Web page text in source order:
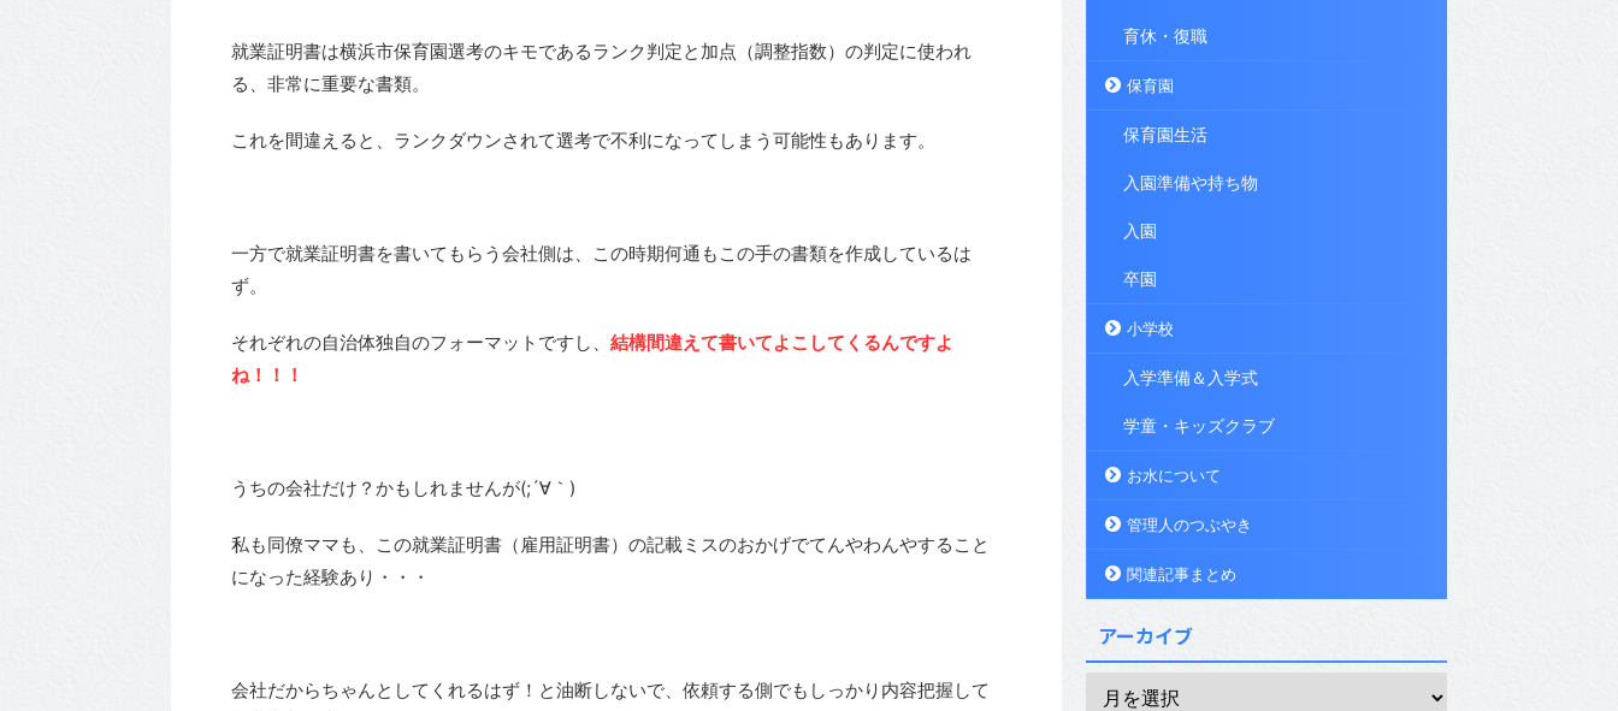
就業証明書は横浜市保育園選考のキモであるランク判定と加点（調整指数）の判定に使われ
る、非常に重要な書類。
これを間違えると、ランクダウンされて選考で不利になってしまう可能性もあります。
一方で就業証明書を書いてもらう会社側は、この時期何通もこの手の書類を作成しているは
ず。
それぞれの自治体独自のフォーマットですし、 結構間違えて書いてよこしてくるんですよ
ね！！！
うちの会社だけ？かもしれませんが(;´∀｀)
私も同僚ママも、この就業証明書（雇用証明書）の記載ミスのおかげでてんやわんやすること
になった経験あり・・・
会社だからちゃんとしてくれるはず！と油断しないで、依頼する側でもしっかり内容把握して
育休・復職
保育園
保育園生活
入園準備や持ち物
入園
卒園
小学校
入学準備＆入学式
学童・キッズクラブ
お水について
管理人のつぶやき
関連記事まとめ
アーカイブ